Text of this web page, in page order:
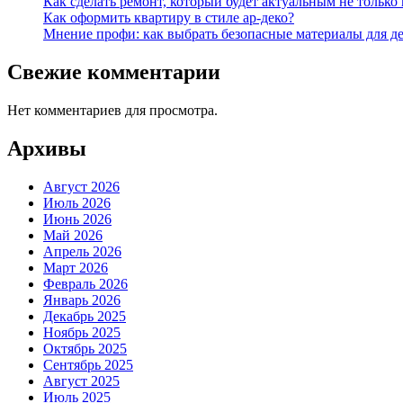
Как оформить квартиру в стиле ар-деко?
Мнение профи: как выбрать безопасные материалы для
Свежие комментарии
Нет комментариев для просмотра.
Архивы
Август 2026
Июль 2026
Июнь 2026
Май 2026
Апрель 2026
Март 2026
Февраль 2026
Январь 2026
Декабрь 2025
Ноябрь 2025
Октябрь 2025
Сентябрь 2025
Август 2025
Июль 2025